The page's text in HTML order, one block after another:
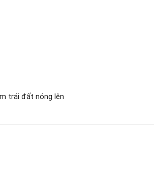
trái đất nóng lên